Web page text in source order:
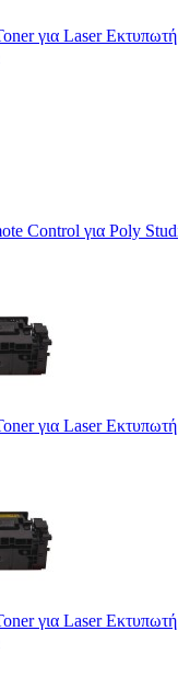
για Laser
Control για Poly
για Laser
για Laser